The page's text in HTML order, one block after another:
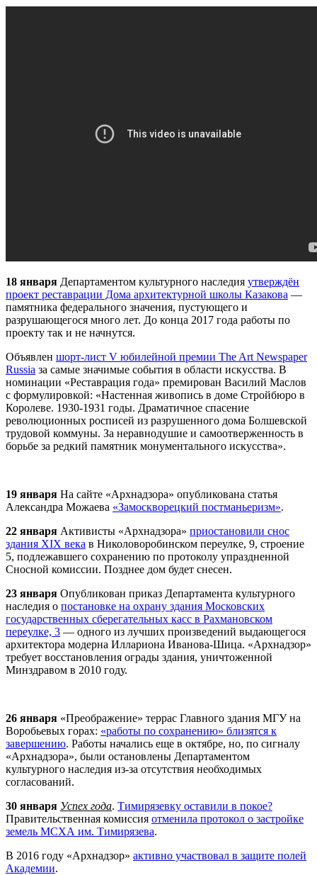
18 января Департаментом культурного наследия утверждён
проект реставрации Дома архитектурной школы Казакова —
памятника федерального значения, пустующего и
разрушающегося много лет. До конца 2017 года работы по
проекту так и не начнутся.
Объявлен шорт-лист V юбилейной премии The Art Newspaper
Russia за самые значимые события в области искусства. В
номинации «Реставрация года» премирован Василий Маслов
с формулировкой: «Настенная живопись в доме Стройбюро в
Королеве. 1930-1931 годы. Драматичное спасение
революционных росписей из разрушенного дома Болшевской
трудовой коммуны. За неравнодушие и самоотверженность в
борьбе за редкий памятник монументального искусства».
19 января На сайте «Архнадзора» опубликована статья
Александра Можаева «Замоскворецкий постманьеризм».
22 января Активисты «Архнадзора» приостановили снос
здания XIX века в Николоворобинском переулке, 9, строение
5, подлежавшего сохранению по протоколу упраздненной
Сносной комиссии. Позднее дом будет снесен.
23 января Опубликован приказ Департамента культурного
наследия о постановке на охрану здания Московских
государственных сберегательных касс в Рахмановском
переулке, 3 — одного из лучших произведений выдающегося
архитектора модерна Иллариона Иванова-Шица. «Архнадзор»
требует восстановления ограды здания, уничтоженной
Минздравом в 2010 году.
26 января «Преображение» террас Главного здания МГУ на
Воробьевых горах: «работы по сохранению» близятся к
завершению. Работы начались еще в октябре, но, по сигналу
«Архнадзора», были остановлены Департаментом
культурного наследия из-за отсутствия необходимых
согласований.
30 января Успех года. Тимирязевку оставили в покое?
Правительственная комиссия отменила протокол о застройке
земель МСХА им. Тимирязева.
В 2016 году «Архнадзор» активно участвовал в защите полей
Академии.